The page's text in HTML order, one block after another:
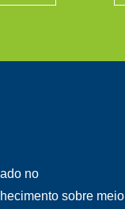
no
sobre meio